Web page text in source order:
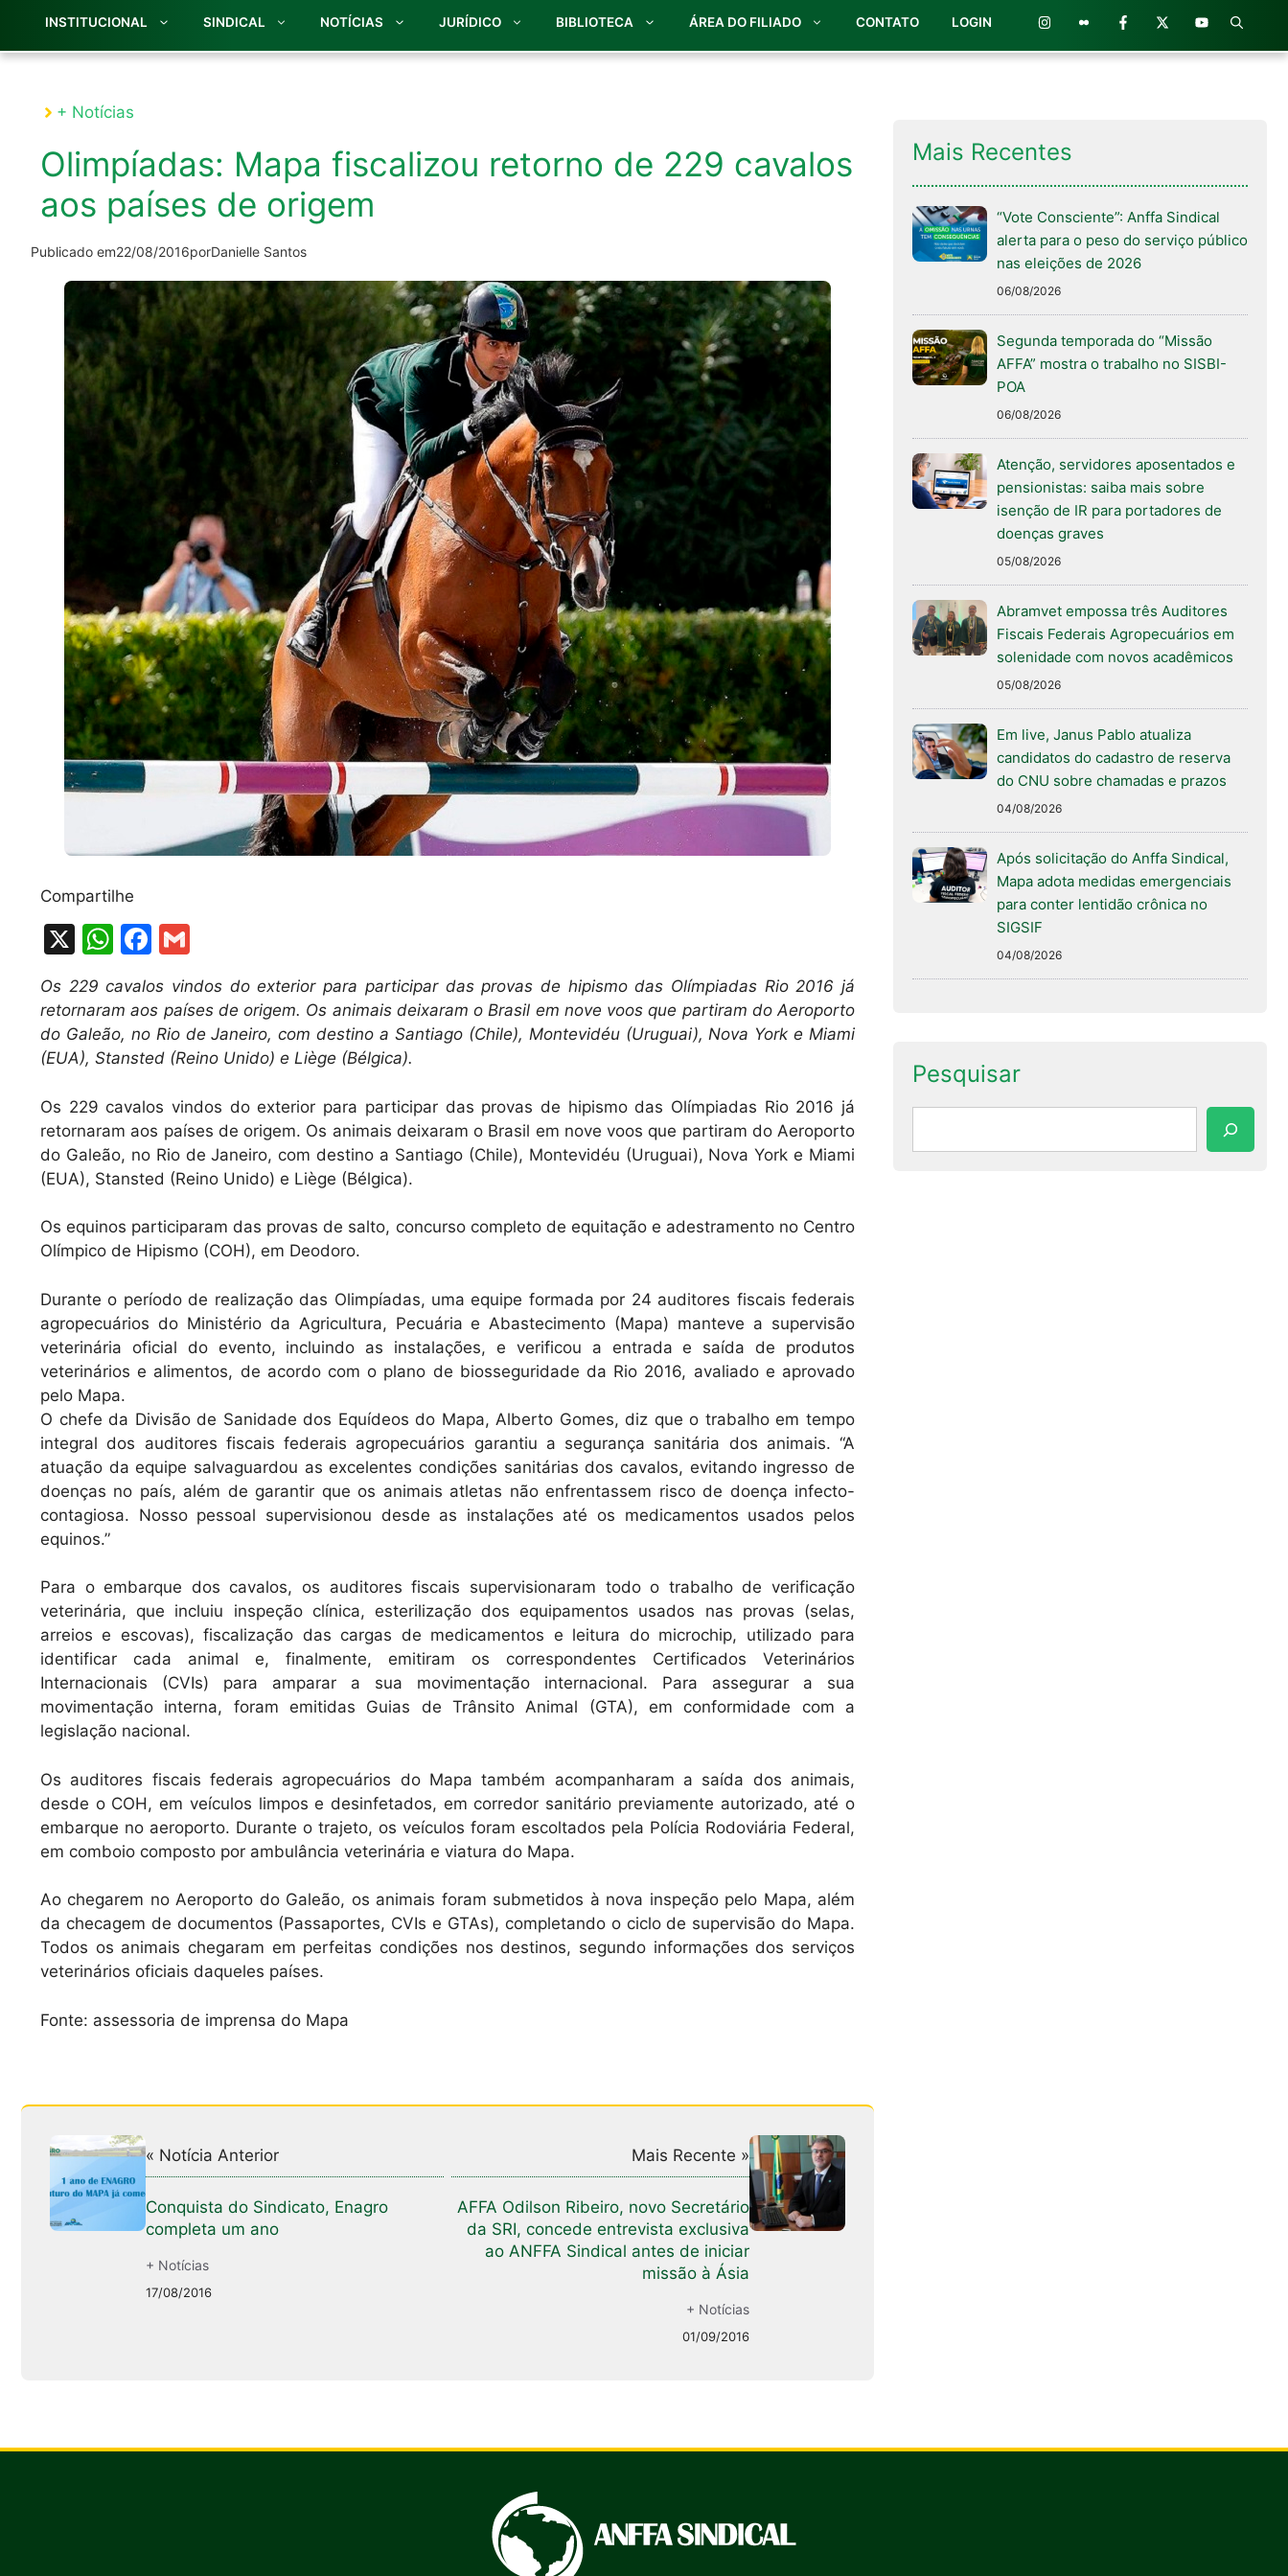
INSTITUCIONAL SINDICAL NOTÍCIAS JURÍDICO BIBLIOTECA ÁREA DO FILIADO CONTATO LOGIN
+ Notícias
Olimpíadas: Mapa fiscalizou retorno de 229 cavalos
aos países de origem
Publicado em22/08/2016porDanielle Santos
Compartilhe
X
W
at
s
A
p
F
c
e
b
o
k
m
ai
l
Os 229 cavalos vindos do exterior para participar das provas de hipismo das Olímpiadas Rio 2016 já
retornaram aos países de origem. Os animais deixaram o Brasil em nove voos que partiram do Aeroporto
do Galeão, no Rio de Janeiro, com destino a Santiago (Chile), Montevidéu (Uruguai), Nova York e Miami
(EUA), Stansted (Reino Unido) e Liège (Bélgica).
Os 229 cavalos vindos do exterior para participar das provas de hipismo das Olímpiadas Rio 2016 já
retornaram aos países de origem. Os animais deixaram o Brasil em nove voos que partiram do Aeroporto
do Galeão, no Rio de Janeiro, com destino a Santiago (Chile), Montevidéu (Uruguai), Nova York e Miami
(EUA), Stansted (Reino Unido) e Liège (Bélgica).
Os equinos participaram das provas de salto, concurso completo de equitação e adestramento no Centro
Olímpico de Hipismo (COH), em Deodoro.
Durante o período de realização das Olimpíadas, uma equipe formada por 24 auditores fiscais federais
agropecuários do Ministério da Agricultura, Pecuária e Abastecimento (Mapa) manteve a supervisão
veterinária oficial do evento, incluindo as instalações, e verificou a entrada e saída de produtos
veterinários e alimentos, de acordo com o plano de biosseguridade da Rio 2016, avaliado e aprovado
pelo Mapa.
O chefe da Divisão de Sanidade dos Equídeos do Mapa, Alberto Gomes, diz que o trabalho em tempo
integral dos auditores fiscais federais agropecuários garantiu a segurança sanitária dos animais. “A
atuação da equipe salvaguardou as excelentes condições sanitárias dos cavalos, evitando ingresso de
doenças no país, além de garantir que os animais atletas não enfrentassem risco de doença infecto-
contagiosa. Nosso pessoal supervisionou desde as instalações até os medicamentos usados pelos
equinos.”
Para o embarque dos cavalos, os auditores fiscais supervisionaram todo o trabalho de verificação
veterinária, que incluiu inspeção clínica, esterilização dos equipamentos usados nas provas (selas,
arreios e escovas), fiscalização das cargas de medicamentos e leitura do microchip, utilizado para
identificar cada animal e, finalmente, emitiram os correspondentes Certificados Veterinários
Internacionais (CVIs) para amparar a sua movimentação internacional. Para assegurar a sua
movimentação interna, foram emitidas Guias de Trânsito Animal (GTA), em conformidade com a
legislação nacional.
Os auditores fiscais federais agropecuários do Mapa também acompanharam a saída dos animais,
desde o COH, em veículos limpos e desinfetados, em corredor sanitário previamente autorizado, até o
embarque no aeroporto. Durante o trajeto, os veículos foram escoltados pela Polícia Rodoviária Federal,
em comboio composto por ambulância veterinária e viatura do Mapa.
Ao chegarem no Aeroporto do Galeão, os animais foram submetidos à nova inspeção pelo Mapa, além
da checagem de documentos (Passaportes, CVIs e GTAs), completando o ciclo de supervisão do Mapa.
Todos os animais chegaram em perfeitas condições nos destinos, segundo informações dos serviços
veterinários oficiais daqueles países.
Fonte: assessoria de imprensa do Mapa
« Notícia Anterior
Conquista do Sindicato, Enagro
completa um ano
+ Notícias
17/08/2016
Mais Recente »
AFFA Odilson Ribeiro, novo Secretário
da SRI, concede entrevista exclusiva
ao ANFFA Sindical antes de iniciar
missão à Ásia
+ Notícias
01/09/2016
Mais Recentes
“Vote Consciente”: Anffa Sindical
alerta para o peso do serviço público
nas eleições de 2026
06/08/2026
Segunda temporada do “Missão
AFFA” mostra o trabalho no SISBI-
POA
06/08/2026
Atenção, servidores aposentados e
pensionistas: saiba mais sobre
isenção de IR para portadores de
doenças graves
05/08/2026
Abramvet empossa três Auditores
Fiscais Federais Agropecuários em
solenidade com novos acadêmicos
05/08/2026
Em live, Janus Pablo atualiza
candidatos do cadastro de reserva
do CNU sobre chamadas e prazos
04/08/2026
Após solicitação do Anffa Sindical,
Mapa adota medidas emergenciais
para conter lentidão crônica no
SIGSIF
04/08/2026
Pesquisar